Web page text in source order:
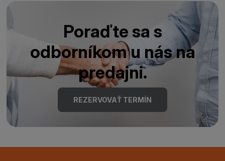
Poraďte sa s
odborníkom u nás na
predajni.
REZERVOVAŤ TERMÍN